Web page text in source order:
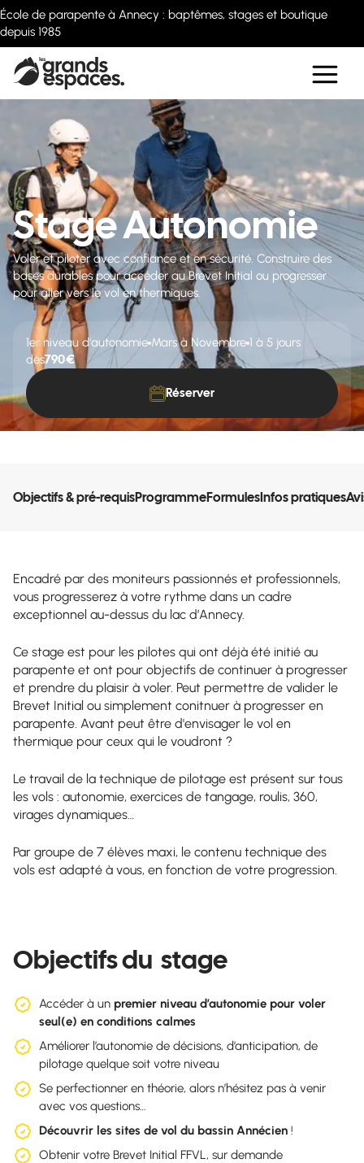
École de parapente à Annecy : baptêmes, stages et boutique
depuis 1985
Stage Autonomie
Voler et piloter avec confiance et en sécurité. Construire des
bases durables pour accéder au Brevet Initial ou progresser
pour aller vers le vol en thermiques.
1er niveau d'autonomie Mars à Novembre 1 à 5 jours
dès790 €
Réserver
Objectifs & pré-requisProgrammeFormulesInfos pratiques
Encadré par des moniteurs passionnés et professionnels,
vous progresserez à votre rythme dans un cadre
exceptionnel au-dessus du lac d’Annecy.
Ce stage est pour les pilotes qui ont déjà été initié au
parapente et ont pour objectifs de continuer à progresser
et prendre du plaisir à voler. Peut permettre de valider le
Brevet Initial ou simplement conitnuer à progresser en
parapente. Avant peut être d'envisager le vol en
thermique pour ceux qui le voudront ?
Le travail de la technique de pilotage est présent sur tous
les vols : autonomie, exercices de tangage, roulis, 360,
virages dynamiques…
Par groupe de 7 élèves maxi, le contenu technique des
vols est adapté à vous, en fonction de votre progression.
Objectifs du stage
Accéder à un premier niveau d’autonomie pour voler
seul(e) en conditions calmes
Améliorer l’autonomie de décisions, d’anticipation, de
pilotage quelque soit votre niveau
Se perfectionner en théorie, alors n’hésitez pas à venir
avec vos questions…
Découvrir les sites de vol du bassin Annécien !
Obtenir votre Brevet Initial FFVL, sur demande